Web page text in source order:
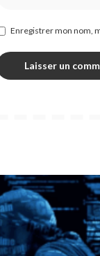
Enregistrer mon nom,